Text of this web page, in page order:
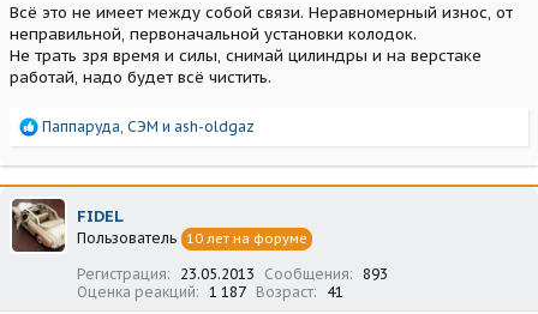
Всё это не имеет между собой связи. Неравномерный износ, от
неправильной, первоначальной установки колодок.
Не трать зря время и силы, снимай цилиндры и на верстаке
работай, надо будет всё чистить.
Р
а
к
ц
и
и
Паппаруда СЭМ и ash-oldgaz
FIDEL
Пользователь 10 лет на форуме
Регистрация 23.05.2013 Сообщения
893
Оценка реакций
1 187 Возраст 41